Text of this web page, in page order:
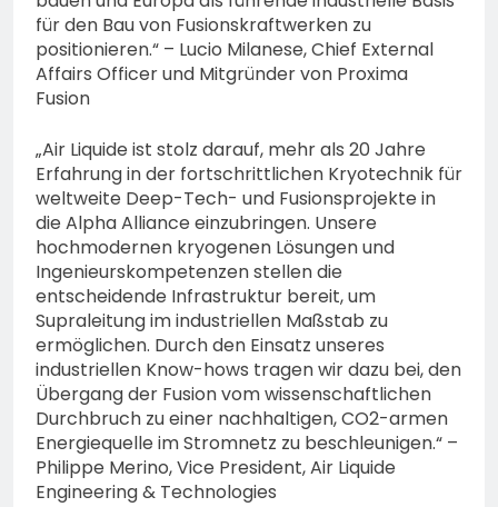
für den Bau von Fusionskraftwerken zu
positionieren.“ – Lucio Milanese, Chief External
Affairs Officer und Mitgründer von Proxima
Fusion
„Air Liquide ist stolz darauf, mehr als 20 Jahre
Erfahrung in der fortschrittlichen Kryotechnik für
weltweite Deep-Tech- und Fusionsprojekte in
die Alpha Alliance einzubringen. Unsere
hochmodernen kryogenen Lösungen und
Ingenieurskompetenzen stellen die
entscheidende Infrastruktur bereit, um
Supraleitung im industriellen Maßstab zu
ermöglichen. Durch den Einsatz unseres
industriellen Know-hows tragen wir dazu bei, den
Übergang der Fusion vom wissenschaftlichen
Durchbruch zu einer nachhaltigen, CO2-armen
Energiequelle im Stromnetz zu beschleunigen.“ –
Philippe Merino, Vice President, Air Liquide
Engineering & Technologies